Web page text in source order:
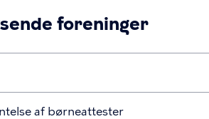
foreninger
af børneattester